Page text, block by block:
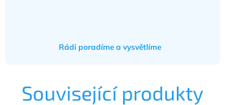
Rádi poradíme a vysvětlíme
Související produkty